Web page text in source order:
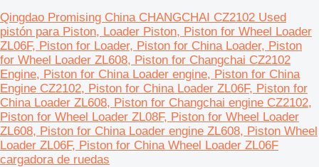
Qingdao Promising China CHANGCHAI CZ2102 Used
pistón para Piston, Loader Piston, Piston for Wheel Loader
ZL06F, Piston for Loader, Piston for China Loader, Piston
for Wheel Loader ZL608, Piston for Changchai CZ2102
Engine, Piston for China Loader engine, Piston for China
Engine CZ2102, Piston for China Loader ZL06F, Piston for
China Loader ZL608, Piston for Changchai engine CZ2102,
Piston for Wheel Loader ZL08F, Piston for Wheel Loader
ZL608, Piston for China Loader engine ZL608, Piston Wheel
Loader ZL06F, Piston for China Wheel Loader ZL06F
cargadora de ruedas